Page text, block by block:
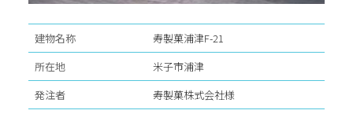
建物名称
寿製菓浦津F-21
所在地
米子市浦津
発注者
寿製菓株式会社様